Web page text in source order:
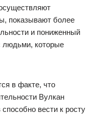
показывают более
и пониженный
людьми, которые
в факте, что
Вулкан
вести к росту